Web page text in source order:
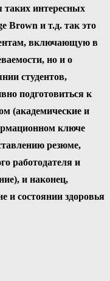
таких интересных
Brown и т.д. так это
включающую в
но и о
студентов,
подготовиться к
(академические и
ключе
резюме,
работодателя и
и наконец,
и состоянии здоровья